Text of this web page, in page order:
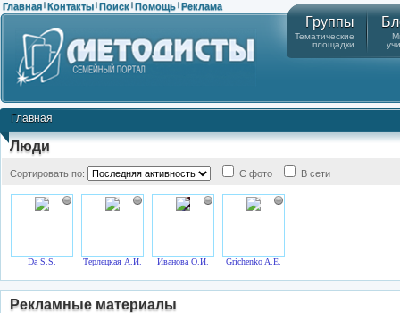
Главная | Контакты | Поиск | Помощь | Реклама
Группы
Тематические
площадки
Главная
Люди
Сортировать по: С фото В сети
Da S.S. Терлецкая А.И. Иванова О.И. Grichenko A.E.
Рекламные материалы